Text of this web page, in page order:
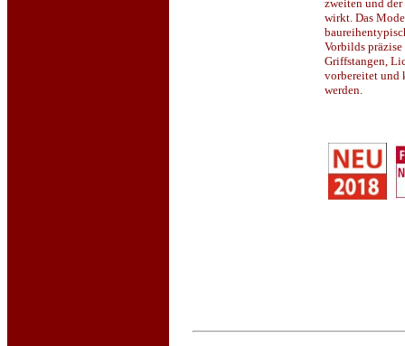
zweiten und der
wirkt. Das
Vorbilds
Griffstangen,
vorbereitet und
werden.